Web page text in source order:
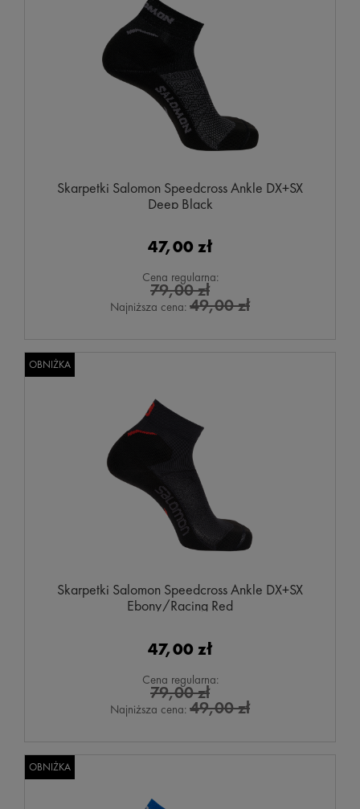
Skarpetki Salomon Speedcross Ankle DX+SX
Deep Black
47,00 zł
Cena regularna:
79,00 zł
Najniższa cena: 49,00 zł
Skarpetki Salomon Speedcross Ankle DX+SX
Ebony/Racing Red
47,00 zł
Cena regularna:
79,00 zł
Najniższa cena: 49,00 zł
OBNIŻKA
OBNIŻKA